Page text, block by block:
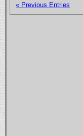
« Previous Entries